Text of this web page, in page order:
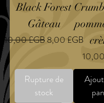
Black Forest
Gâteau
Prix original
10,00 £GBPrix
8,00 £GB
Rupture de
stock
Prix